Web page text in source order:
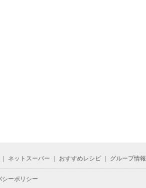
ネットスーパー おすすめレシピ グループ情報
シーポリシー